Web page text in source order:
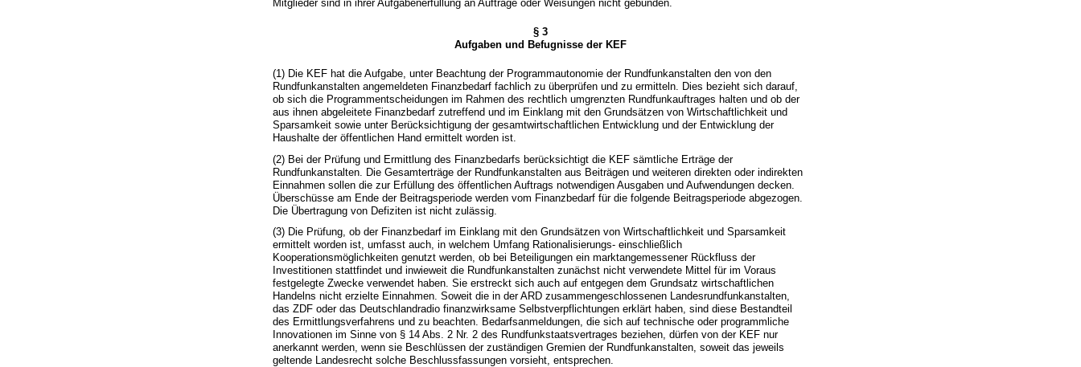
Mitglieder sind in ihrer Aufgabenerfüllung an Aufträge oder Weisungen nicht gebunden.
§ 3
Aufgaben und Befugnisse der KEF
(1) Die KEF hat die Aufgabe, unter Beachtung der Programmautonomie der Rundfunkanstalten den von den
Rundfunkanstalten angemeldeten Finanzbedarf fachlich zu überprüfen und zu ermitteln. Dies bezieht sich darauf,
ob sich die Programmentscheidungen im Rahmen des rechtlich umgrenzten Rundfunkauftrages halten und ob der
aus ihnen abgeleitete Finanzbedarf zutreffend und im Einklang mit den Grundsätzen von Wirtschaftlichkeit und
Sparsamkeit sowie unter Berücksichtigung der gesamtwirtschaftlichen Entwicklung und der Entwicklung der
Haushalte der öffentlichen Hand ermittelt worden ist.
(2) Bei der Prüfung und Ermittlung des Finanzbedarfs berücksichtigt die KEF sämtliche Erträge der
Rundfunkanstalten. Die Gesamterträge der Rundfunkanstalten aus Beiträgen und weiteren direkten oder indirekten
Einnahmen sollen die zur Erfüllung des öffentlichen Auftrags notwendigen Ausgaben und Aufwendungen decken.
Überschüsse am Ende der Beitragsperiode werden vom Finanzbedarf für die folgende Beitragsperiode abgezogen.
Die Übertragung von Defiziten ist nicht zulässig.
(3) Die Prüfung, ob der Finanzbedarf im Einklang mit den Grundsätzen von Wirtschaftlichkeit und Sparsamkeit
ermittelt worden ist, umfasst auch, in welchem Umfang Rationalisierungs- einschließlich
Kooperationsmöglichkeiten genutzt werden, ob bei Beteiligungen ein marktangemessener Rückfluss der
Investitionen stattfindet und inwieweit die Rundfunkanstalten zunächst nicht verwendete Mittel für im Voraus
festgelegte Zwecke verwendet haben. Sie erstreckt sich auch auf entgegen dem Grundsatz wirtschaftlichen
Handelns nicht erzielte Einnahmen. Soweit die in der ARD zusammengeschlossenen Landesrundfunkanstalten,
das ZDF oder das Deutschlandradio finanzwirksame Selbstverpflichtungen erklärt haben, sind diese Bestandteil
des Ermittlungsverfahrens und zu beachten. Bedarfsanmeldungen, die sich auf technische oder programmliche
Innovationen im Sinne von § 14 Abs. 2 Nr. 2 des Rundfunkstaatsvertrages beziehen, dürfen von der KEF nur
anerkannt werden, wenn sie Beschlüssen der zuständigen Gremien der Rundfunkanstalten, soweit das jeweils
geltende Landesrecht solche Beschlussfassungen vorsieht, entsprechen.